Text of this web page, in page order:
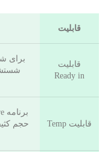
قابلیت
قابلیت
Ready in
برای
قابلیت Temp
حجم